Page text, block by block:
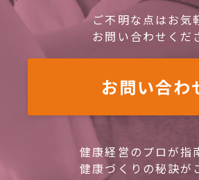
ご不明な点はお気
お問い合わせくだ
お問い合わ
健康経営のプロが指
健康づくりの秘訣が